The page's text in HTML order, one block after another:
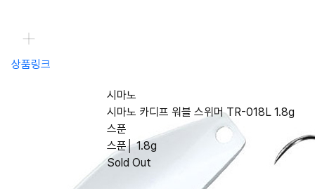
상품링크
시마노
시마노 카디프 워블 스위머 TR-018L 1.8g
스푼
스푼│ 1.8g
Sold Out